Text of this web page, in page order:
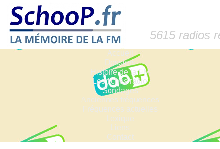
5615 radios
Accueil
Dossiers
Histoire de la FM
Les fiches radio
Sondages
Anciennes fréquences
Fréquences actuelles
Lexique
Liens
Contact